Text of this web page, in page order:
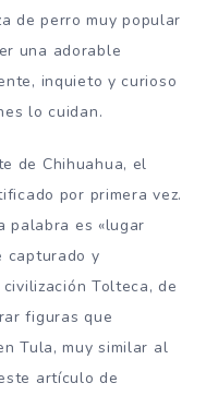
de perro muy popular
una adorable
inquieto y curioso
lo cuidan.
de Chihuahua, el
por primera vez.
palabra es «lugar
capturado y
Tolteca, de
figuras que
Tula, muy similar al
artículo de